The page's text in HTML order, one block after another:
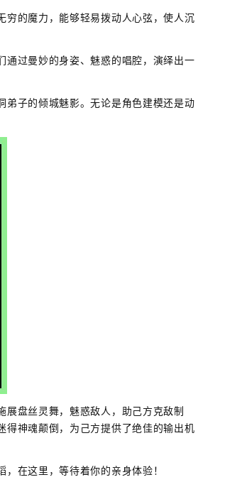
的魔力，能够轻易拨动人心弦，使人沉
过曼妙的身姿、魅惑的唱腔，演绎出一
子的倾城魅影。无论是角色建模还是动
盘丝灵舞，魅惑敌人，助己方克敌制
神魂颠倒，为己方提供了绝佳的输出机
在这里，等待着你的亲身体验！